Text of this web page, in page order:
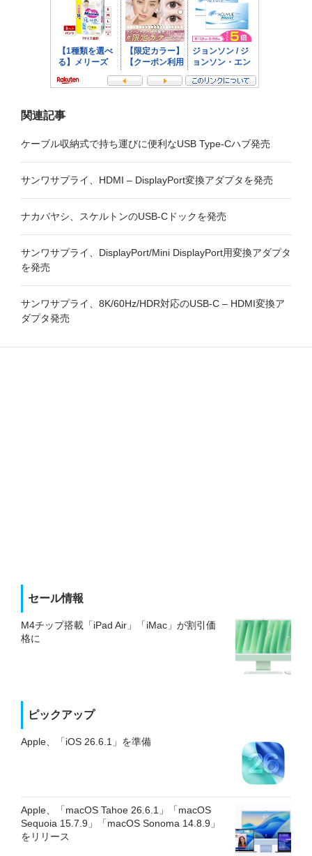
関連記事
ケーブル収納式で持ち運びに便利なUSB Type-Cハブ発売
サンワサプライ、HDMI – DisplayPort変換アダプタを発売
ナカバヤシ、スケルトンのUSB-Cドックを発売
サンワサプライ、DisplayPort/Mini DisplayPort用変換アダプタ
を発売
サンワサプライ、8K/60Hz/HDR対応のUSB-C – HDMI変換ア
ダプタ発売
セール情報
M4チップ搭載「iPad Air」「iMac」が割引価
格に
ピックアップ
Apple、「iOS 26.6.1」を準備
Apple、「macOS Tahoe 26.6.1」「macOS
Sequoia 15.7.9」「macOS Sonoma 14.8.9」
をリリース